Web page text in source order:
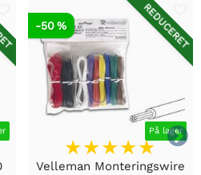

REDUCERET
På lager
-50 %
Velleman Monteringswire